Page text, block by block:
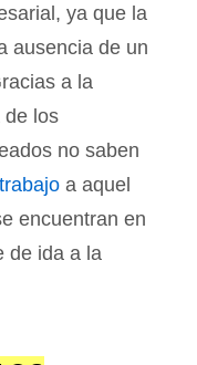
ya que la
ausencia de un
a la
de los
no saben
a aquel
encuentran en
de ida a la